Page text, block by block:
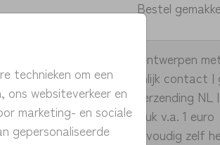
technieken om een
ons websiteverkeer en
marketing- en sociale
gepersonaliseerde
Bestel
> unieke ontwerpen
> persoonlijk contact |
> snelle verzending NL
> proefdruk v.a. 1 euro
> pas eenvoudig zelf